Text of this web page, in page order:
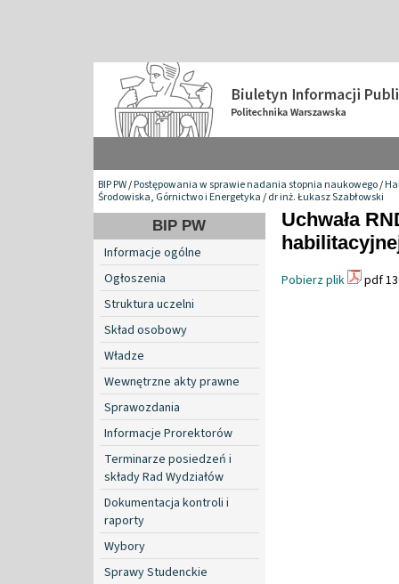
BIP PW/Postępowania w sprawie nadania stopnia naukowego/
Środowiska, Górnictwo i Energetyka/dr inż. Łukasz Szabłowski
BIP PW
Informacje ogólne
Ogłoszenia
Struktura uczelni
Skład osobowy
Władze
Wewnętrzne akty prawne
Sprawozdania
Informacje Prorektorów
Terminarze posiedzeń i
składy Rad Wydziałów
Dokumentacja kontroli i
raporty
Wybory
Sprawy Studenckie
Uchwała
Pobierz plik pdf